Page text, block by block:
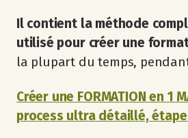
Il contient la méthode
utilisé pour créer une
la plupart du temps,
Créer une FORMATION en 1
process ultra détaillé,